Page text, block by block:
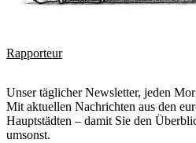
Rapporteur
Unser täglicher Newsletter, jeden
Mit aktuellen Nachrichten aus den
Hauptstädten – damit Sie den
umsonst.